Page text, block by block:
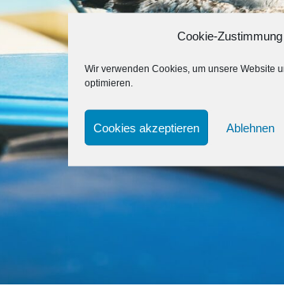
Cookie-
Wir verwenden Cookies, um unsere Website
optimieren.
Cookies akzeptieren Ablehnen